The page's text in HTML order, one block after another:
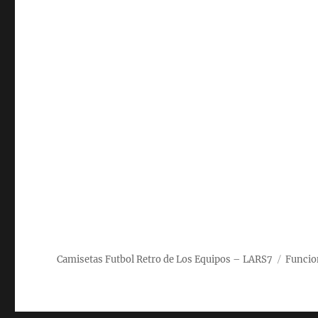
Camisetas Futbol Retro de Los Equipos – LARS7